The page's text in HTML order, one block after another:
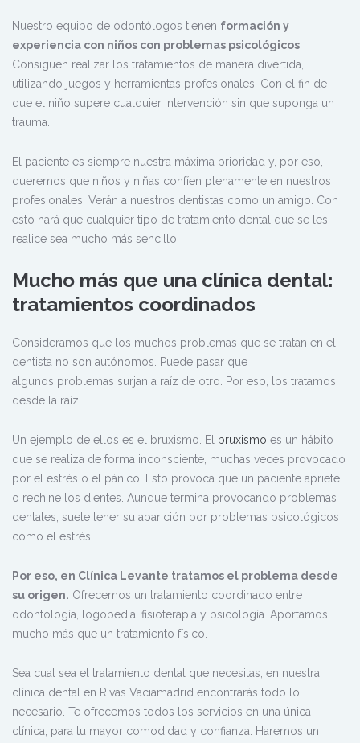
Nuestro equipo de odontólogos tienen formación y
experiencia con niños con problemas psicológicos
Consiguen realizar los tratamientos de manera divertida,
utilizando juegos y herramientas profesionales. Con el fin de
que el niño supere cualquier intervención sin que suponga un
trauma.
El paciente es siempre nuestra máxima prioridad y, por eso,
queremos que niños y niñas confíen plenamente en nuestros
profesionales. Verán a nuestros dentistas como un amigo. Con
esto hará que cualquier tipo de tratamiento dental que se les
realice sea mucho más sencillo.
Mucho más que una clínica dental:
tratamientos coordinados
Consideramos que los muchos problemas que se tratan en el
dentista no son autónomos. Puede pasar que
algunos problemas surjan a raíz de otro. Por eso, los tratamos
desde la raíz.
Un ejemplo de ellos es el bruxismo. El bruxismo es un hábito
que se realiza de forma inconsciente, muchas veces provocado
por el estrés o el pánico. Esto provoca que un paciente apriete
o rechine los dientes. Aunque termina provocando problemas
dentales, suele tener su aparición por problemas psicológicos
como el estrés.
Por eso, en Clínica Levante tratamos el problema desde
su origen. Ofrecemos un tratamiento coordinado entre
odontología, logopedia, fisioterapia y psicología. Aportamos
mucho más que un tratamiento físico.
Sea cual sea el tratamiento dental que necesitas, en nuestra
clínica dental en Rivas Vaciamadrid encontrarás todo lo
necesario. Te ofrecemos todos los servicios en una única
clínica, para tu mayor comodidad y confianza. Haremos un